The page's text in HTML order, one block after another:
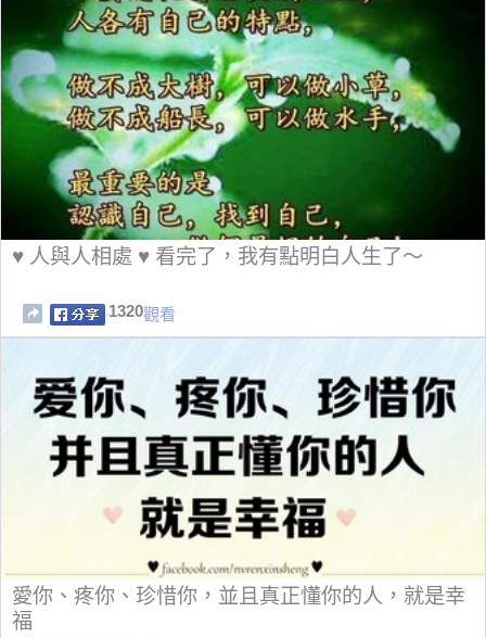
♥️ 人與人相處 ♥️ 看完了，我有點明白人生了～
1320觀看
愛你、疼你、珍惜你，並且真正懂你的人，就是幸
福